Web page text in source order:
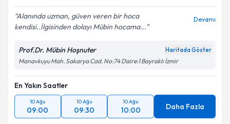
Alanında uzman, güven veren bir hoca
kendisi..İlgisinden dolayı Mübin hocama...
Devamı
Prof.Dr. Mübin Hoşnuter Haritada Göster
Manavkuyu Mah. Sakarya Cad. No:74 Daire:1 Bayraklı İzmir
En Yakın Saatler
10 Ağu
09:00
10 Ağu
09:30
10 Ağu
10:00 Daha Fazla